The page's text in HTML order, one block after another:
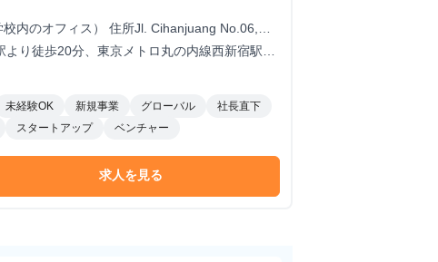
内のオフィス） 住所Jl. Cihanjuang No.06,
Bandung Barat, Jawa Barat, Indonesia
り徒歩20分、東京メトロ丸の内線西新宿駅よ
未経験OK 新規事業 グローバル
社長直下
スタートアップ ベンチャー
求人を見る